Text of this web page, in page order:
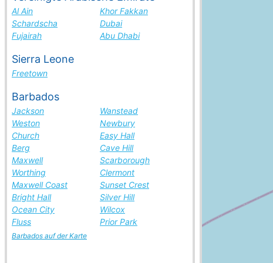
Al Ain
Khor Fakkan
Schardscha
Dubai
Fujairah
Abu Dhabi
Sierra Leone
Freetown
Barbados
Jackson
Wanstead
Weston
Newbury
Church
Easy Hall
Berg
Cave Hill
Maxwell
Scarborough
Worthing
Clermont
Maxwell Coast
Sunset Crest
Bright Hall
Silver Hill
Ocean City
Wilcox
Fluss
Prior Park
Barbados auf der Karte